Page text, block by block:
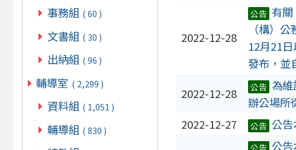
事務組 ( 60 )
文書組 ( 30 )
出納組 ( 96 )
輔導室 ( 2,299 )
資料組 ( 1,051 )
輔導組 ( 830 )
2022-12-28
公告 有
（構）
12月21
發布，並
2022-12-28 公告 為
辦公場所
2022-12-27 公告 公
公告 公